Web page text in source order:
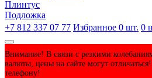
Плинтус
Подложка
+7 812 337 07 77 Избранное 0 шт. 0
Внимание! В связи с резкими
валюты, цены на сайте могут
телефону!